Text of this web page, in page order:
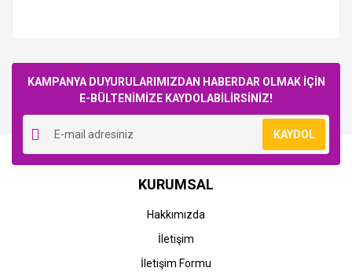
KAMPANYA DUYURULARIMIZDAN HABERDAR OLMAK İÇİN
E-BÜLTENİMİZE KAYDOLABİLİRSİNİZ!
KAYDOL
KURUMSAL
Hakkımızda
İletişim
İletişim Formu